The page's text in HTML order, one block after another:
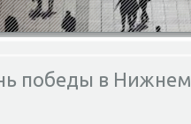
победы в Нижнем